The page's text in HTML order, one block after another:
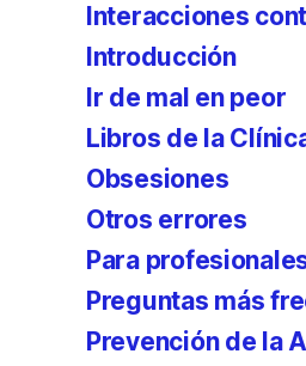
Interacciones
Introducción
Ir de mal en peor
Libros de la
Obsesiones
Otros errores
Para
Preguntas más
Prevención de la